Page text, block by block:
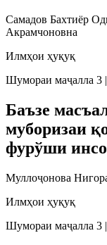
Самадов Бахтиёр
Акрамчоновна
Илмҳои ҳуқуқ
Шумораи маҷалла 3 |
Баъзе
муборизаи
фурўши
Муллоҷонова
Илмҳои ҳуқуқ
Шумораи маҷалла 3 |